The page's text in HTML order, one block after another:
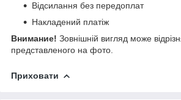
Відсилання без передоплат
Накладений платіж
Внимание! Зовнішній вигляд може
представленого на фото.
Приховати